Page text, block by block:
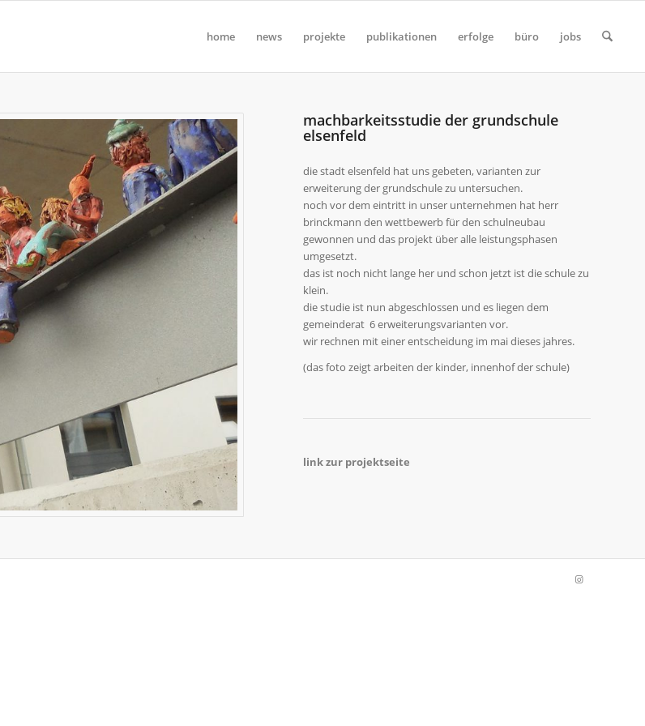
home news projekte publikationen erfolge büro jobs
machbarkeitsstudie der grundschule
elsenfeld
die stadt elsenfeld hat uns gebeten, varianten zur
erweiterung der grundschule zu untersuchen.
noch vor dem eintritt in unser unternehmen hat herr
brinckmann den wettbewerb für den schulneubau
gewonnen und das projekt über alle leistungsphasen
umgesetzt.
das ist noch nicht lange her und schon jetzt ist die schule zu
klein.
die studie ist nun abgeschlossen und es liegen dem
gemeinderat 6 erweiterungsvarianten vor.
wir rechnen mit einer entscheidung im mai dieses jahres.
(das foto zeigt arbeiten der kinder, innenhof der schule)
link zur projektseite